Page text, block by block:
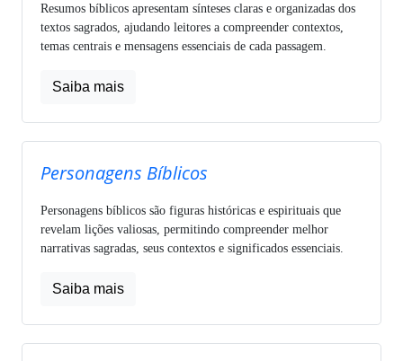
Resumos bíblicos apresentam sínteses claras e organizadas dos
textos sagrados, ajudando leitores a compreender contextos,
temas centrais e mensagens essenciais de cada passagem.
Saiba mais
Personagens Bíblicos
Personagens bíblicos são figuras históricas e espirituais que
revelam lições valiosas, permitindo compreender melhor
narrativas sagradas, seus contextos e significados essenciais.
Saiba mais